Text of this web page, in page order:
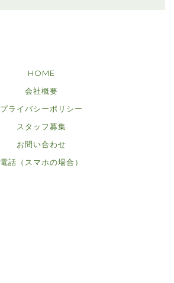
HOME
会社概要
プライバシーポリシー
スタッフ募集
お問い合わせ
電話（スマホの場合）